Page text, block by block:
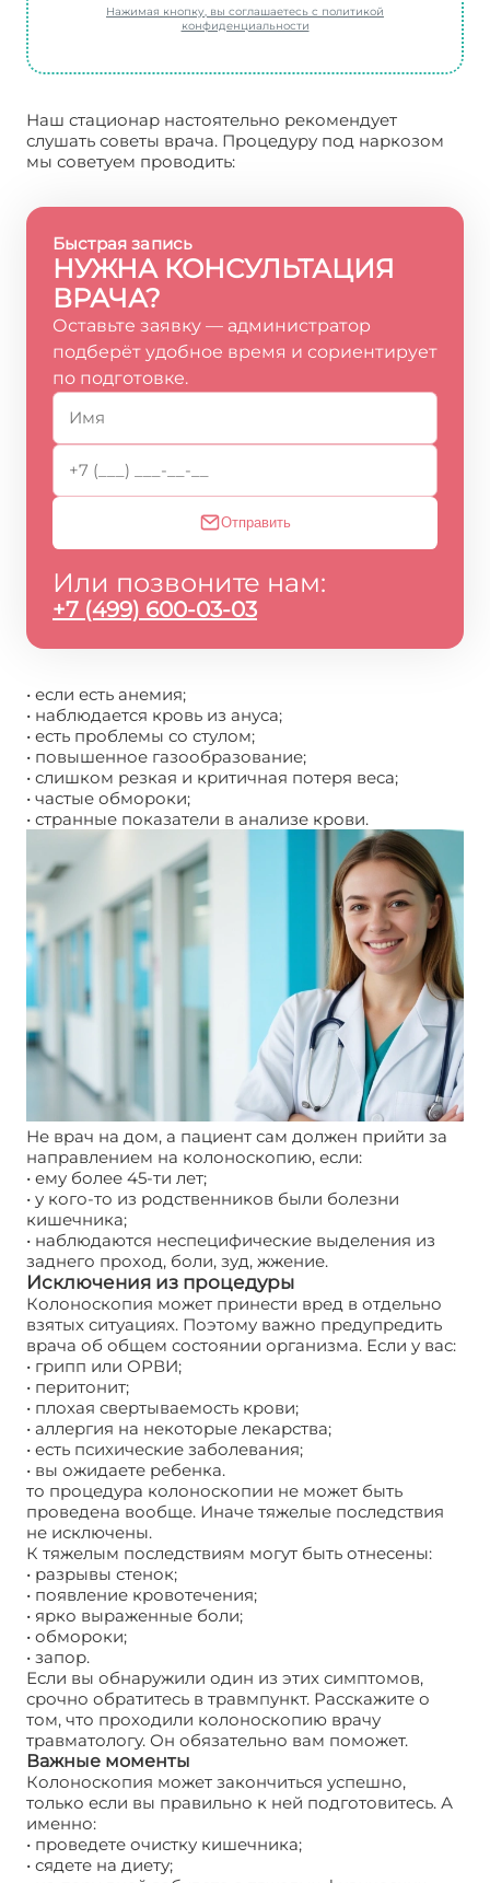
Нажимая кнопку, вы соглашаетесь с политикой
конфиденциальности
Наш стационар настоятельно рекомендует
слушать советы врача. Процедуру под наркозом
мы советуем проводить:
Быстрая запись
НУЖНА КОНСУЛЬТАЦИЯ
ВРАЧА?
Оставьте заявку — администратор
подберёт удобное время и сориентирует
по подготовке.
Отправить
Или позвоните нам:
+7 (499) 600-03-03
• если есть анемия;
• наблюдается кровь из ануса;
• есть проблемы со стулом;
• повышенное газообразование;
• слишком резкая и критичная потеря веса;
• частые обмороки;
• странные показатели в анализе крови.
Не врач на дом, а пациент сам должен прийти за
направлением на колоноскопию, если:
• ему более 45-ти лет;
• у кого-то из родственников были болезни
кишечника;
• наблюдаются неспецифические выделения из
заднего проход, боли, зуд, жжение.
Исключения из процедуры
Колоноскопия может принести вред в отдельно
взятых ситуациях. Поэтому важно предупредить
врача об общем состоянии организма. Если у вас:
• грипп или ОРВИ;
• перитонит;
• плохая свертываемость крови;
• аллергия на некоторые лекарства;
• есть психические заболевания;
• вы ожидаете ребенка.
то процедура колоноскопии не может быть
проведена вообще. Иначе тяжелые последствия
не исключены.
К тяжелым последствиям могут быть отнесены:
• разрывы стенок;
• появление кровотечения;
• ярко выраженные боли;
• обмороки;
• запор.
Если вы обнаружили один из этих симптомов,
срочно обратитесь в травмпункт. Расскажите о
том, что проходили колоноскопию врачу
травматологу. Он обязательно вам поможет.
Важные моменты
Колоноскопия может закончиться успешно,
только если вы правильно к ней подготовитесь. А
именно:
• проведете очистку кишечника;
• сядете на диету;